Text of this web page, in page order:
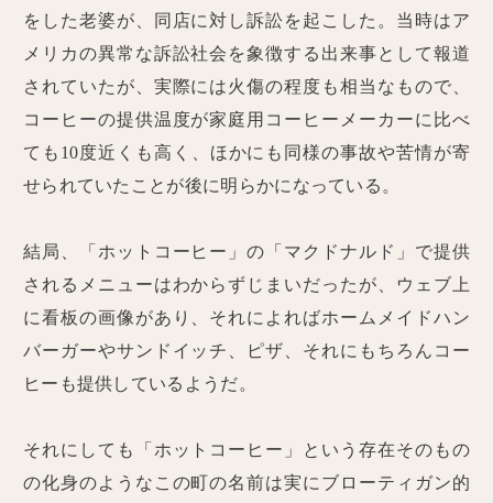
をした老婆が、同店に対し訴訟を起こした。当時はア
メリカの異常な訴訟社会を象徴する出来事として報道
されていたが、実際には火傷の程度も相当なもので、
コーヒーの提供温度が家庭用コーヒーメーカーに比べ
ても10度近くも高く、ほかにも同様の事故や苦情が寄
せられていたことが後に明らかになっている。
結局、「ホットコーヒー」の「マクドナルド」で提供
されるメニューはわからずじまいだったが、ウェブ上
に看板の画像があり、それによればホームメイドハン
バーガーやサンドイッチ、ピザ、それにもちろんコー
ヒーも提供しているようだ。
それにしても「ホットコーヒー」という存在そのもの
の化身のようなこの町の名前は実にブローティガン的